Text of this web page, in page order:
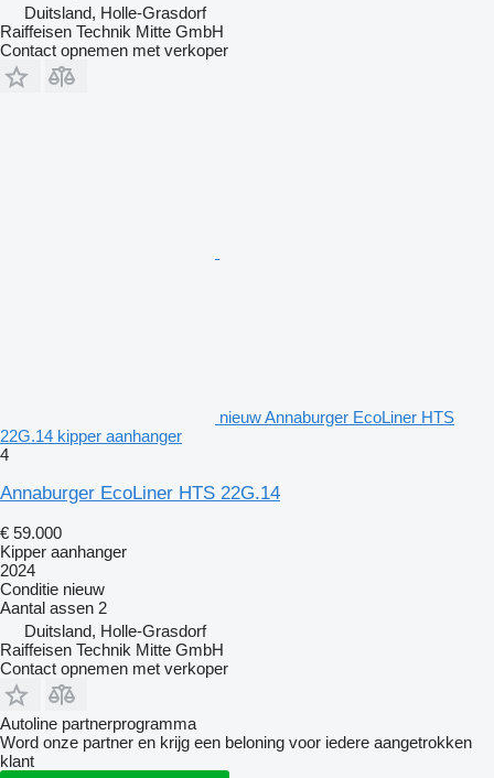
Duitsland, Holle-Grasdorf
Raiffeisen Technik Mitte GmbH
Contact opnemen met verkoper
nieuw Annaburger EcoLiner HTS
22G.14 kipper aanhanger
4
Annaburger EcoLiner HTS 22G.14
€ 59.000
Kipper aanhanger
2024
Conditie nieuw
Aantal assen 2
Duitsland, Holle-Grasdorf
Raiffeisen Technik Mitte GmbH
Contact opnemen met verkoper
Autoline partnerprogramma
Word onze partner en krijg een beloning voor iedere aangetrokken
klant